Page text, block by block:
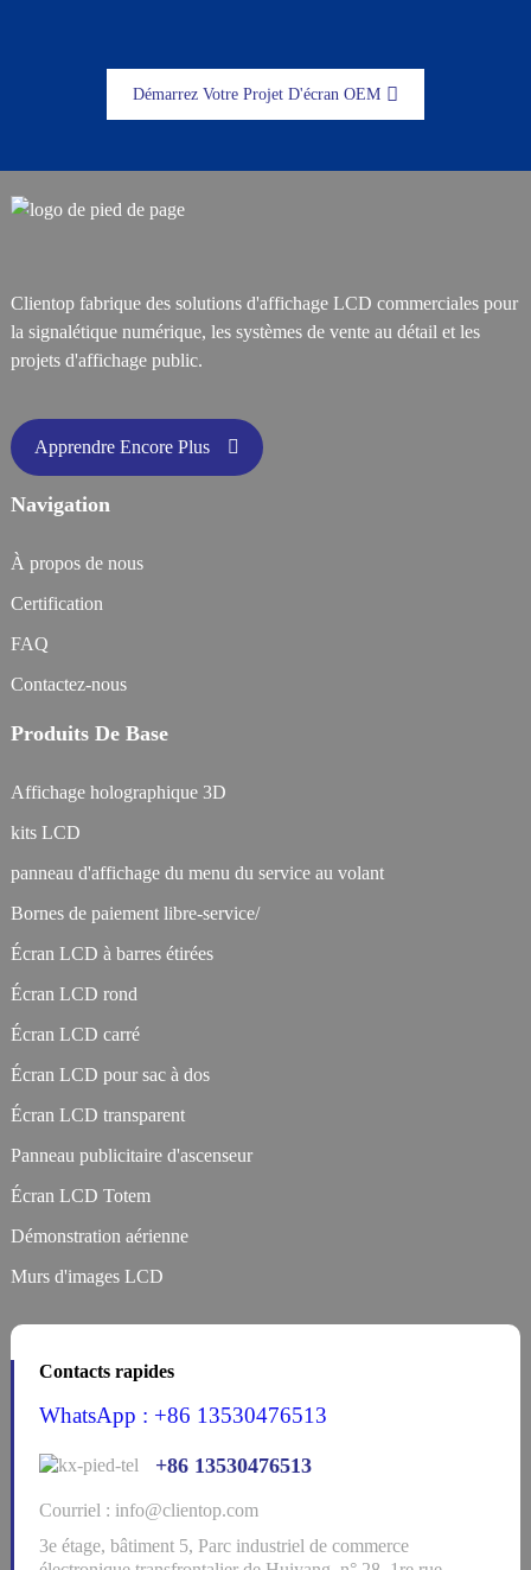
Démarrez Votre Projet D'écran OEM
Clientop fabrique des solutions d'affichage LCD commerciales pour
la signalétique numérique, les systèmes de vente au détail et les
projets d'affichage public.
Apprendre Encore Plus
Navigation
À propos de nous
Certification
FAQ
Contactez-nous
Produits De Base
Affichage holographique 3D
kits LCD
panneau d'affichage du menu du service au volant
Bornes de paiement libre-service/
Écran LCD à barres étirées
Écran LCD rond
Écran LCD carré
Écran LCD pour sac à dos
Écran LCD transparent
Panneau publicitaire d'ascenseur
Écran LCD Totem
Démonstration aérienne
Murs d'images LCD
Contacts rapides
WhatsApp : +86 13530476513
+86 13530476513
Courriel : info@clientop.com
3e étage, bâtiment 5, Parc industriel de commerce